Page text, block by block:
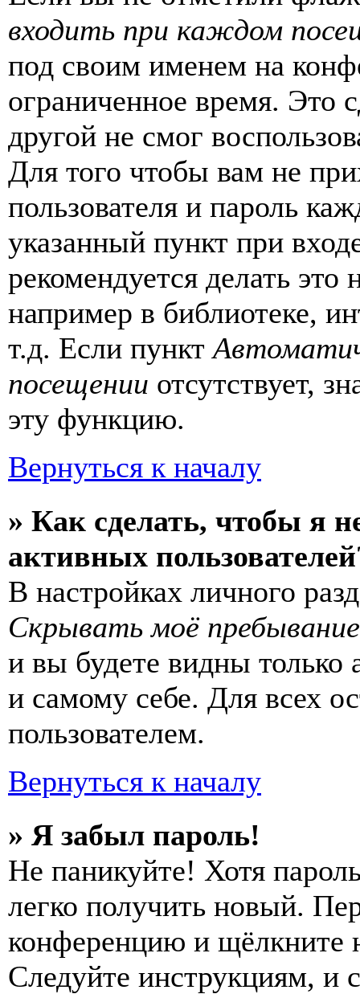
входить при каждом
под своим именем на
ограниченное время. Это
другой не смог
Для того чтобы вам не
пользователя и пароль
указанный пункт при
рекомендуется делать
например в библиотеке,
т.д. Если пункт
посещении отсутствует,
эту функцию.
Вернуться к началу
» Как сделать, чтобы я
активных
В настройках личного
Скрывать моё
и вы будете видны только
и самому себе. Для всех
пользователем.
Вернуться к началу
» Я забыл пароль!
Не паникуйте! Хотя
легко получить новый.
конференцию и щёлкните
Следуйте инструкциям, и